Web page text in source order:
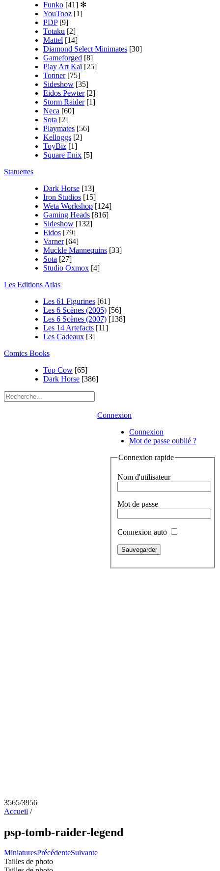
Funko [41] ✻
YouTooz [1]
PDP [9]
Totaku [2]
Mattel [14]
Diamond Select Minimates [30]
Gameforged [8]
Play Art Kaï [25]
Tonner [75]
Sideshow [35]
Eidos Pewter [2]
Storm Raider [1]
Neca [60]
Sota [2]
Playmates [56]
Kelloggs [2]
ToyBiz [1]
Square Enix [5]
Statuettes
Dark Horse [13]
Iron Studios [15]
Weta Workshop [124]
Gaming Heads [816]
Sideshow [132]
Eidos [79]
Varner [64]
Muckle Mannequins [33]
Sota [27]
Studio Oxmox [4]
Les Editions Atlas
Les 61 Figurines [61]
Les 6 Scènes (2005) [56]
Les 6 Scènes (2007) [138]
Les 14 Artefacts [11]
Les Cadeaux [3]
Comics Books
Top Cow [65]
Dark Horse [386]
Connexion
Connexion
Mot de passe oublié ?
Connexion rapide
Nom d'utilisateur
Mot de passe
Connexion auto
3565/3956
Accueil /
psp-tomb-raider-legend
MiniaturesPrécédenteSuivante
Tailles de photo